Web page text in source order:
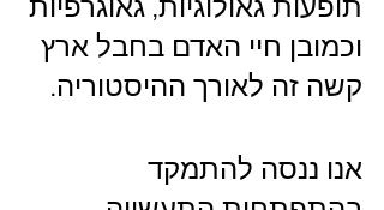
תופעות גאולוגיות, גאוגרפיות
וכמובן חיי האדם בחבל ארץ
קשה זה לאורך ההיסטוריה.
אנו ננסה להתמקד